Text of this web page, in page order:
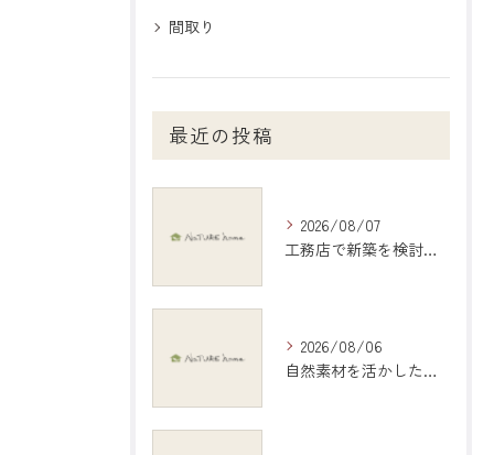
間取り
最近の投稿
2026/08/07
工務店で新築を検討する際の岐阜県大垣市で後悔しない選び方と比較ポイント
2026/08/06
自然素材を活かしたインテリアで愛知県稲沢市の暮らしを心地よくする選び方ガイド